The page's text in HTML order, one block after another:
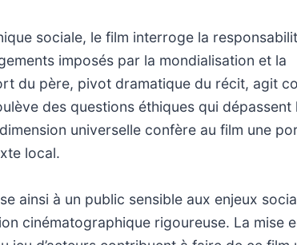
sociale, le film interroge la
imposés par la mondialisation et la
du père, pivot dramatique du récit, agit
des questions éthiques qui dépassent
universelle confère au film une
local.
ainsi à un public sensible aux enjeux
cinématographique rigoureuse. La mise